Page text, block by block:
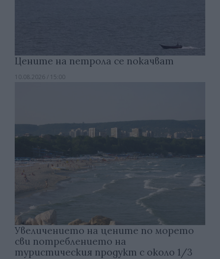
Цените на петрола се покачват
10.08.2026 / 15:00
Увеличението на цените по морето
сви потреблението на
туристическия продукт с около 1/3